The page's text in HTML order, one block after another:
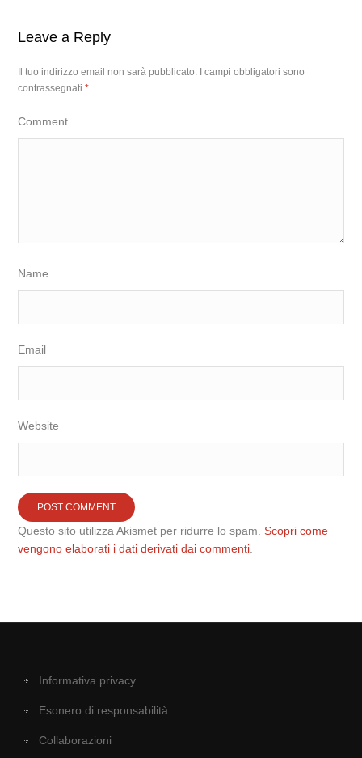
Leave a Reply
Il tuo indirizzo email non sarà pubblicato.
I campi obbligatori sono
contrassegnati*
Comment
Name
Email
Website
Questo sito utilizza Akismet per ridurre lo spam.Scopri come
vengono elaborati i dati derivati dai commenti
Informativa privacy
Esonero di responsabilità
Collaborazioni